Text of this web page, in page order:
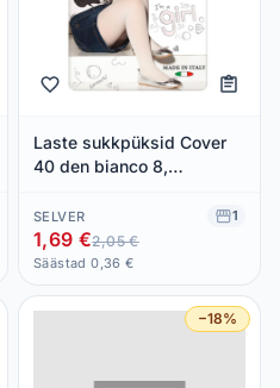
Laste sukkpüksid Cover
40 den bianco 8,
SELVER 1
1,69 €2,05 €
Säästad 0,36 €
−18%